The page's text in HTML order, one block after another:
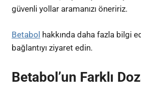
güvenli yollar aramanızı öneririz.
Betabol hakkında daha fazla bilgi
bağlantıyı ziyaret edin.
Betabol’un Farklı